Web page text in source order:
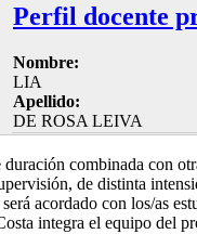
Perfil docente
Nombre:
LIA
Apellido:
DE ROSA LEIVA
combinada con
de distinta
acordado con los/as
integra el equipo del